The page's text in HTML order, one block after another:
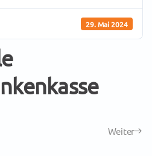
29. Mai 2024
Weiter